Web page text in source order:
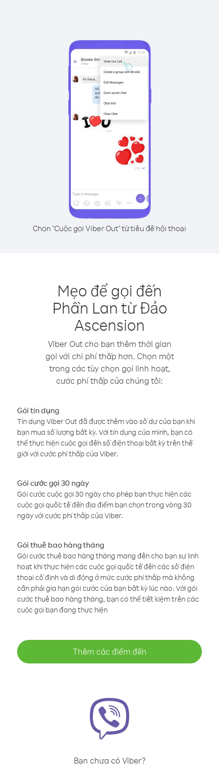
Chọn "Cuộc gọi Viber Out" từ tiêu đề hội thoại
Mẹo để gọi đến
Phần Lan từ Đảo
Ascension
Viber Out cho bạn thêm thời gian
gọi với chi phí thấp hơn. Chọn một
trong các tùy chọn gọi linh hoạt,
cước phí thấp của chúng tôi:
Gói tín dụng
Tín dụng Viber Out đã được thêm vào số dư của bạn khi
bạn mua số lượng bất kỳ. Với tín dụng của mình, bạn có
thể thực hiện cuộc gọi đến số điện thoại bất kỳ trên thế
giới với cước phí thấp của Viber.
Gói cước gọi 30 ngày
Gói cước cuộc gọi 30 ngày cho phép bạn thực hiện các
cuộc gọi quốc tế đến địa điểm bạn chọn trong vòng 30
ngày với cước phí thấp của Viber.
Gói thuê bao hàng tháng
Gói cước thuê bao hàng tháng mang đến cho bạn sự linh
hoạt khi thực hiện các cuộc gọi quốc tế đến các số điện
thoại cố định và di động ở mức cước phí thấp mà không
cần phải gia hạn gói cước của bạn bất kỳ lúc nào. Với gói
cước thuê bao hàng tháng, bạn có thể tiết kiệm trên các
cuộc gọi bạn đang thực hiện
Thêm các điểm đến
Bạn chưa có Viber?